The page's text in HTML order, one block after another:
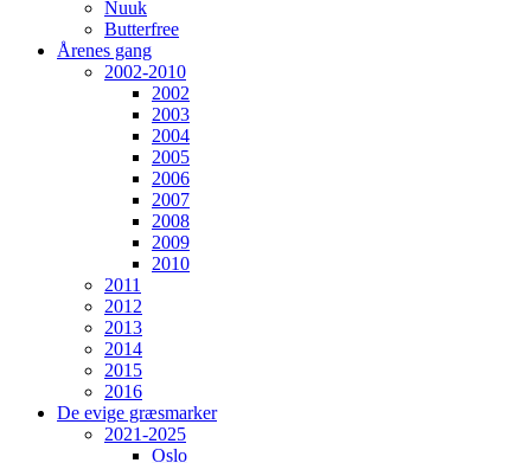
Nuuk
Butterfree
Årenes gang
2002-2010
2002
2003
2004
2005
2006
2007
2008
2009
2010
2011
2012
2013
2014
2015
2016
De evige græsmarker
2021-2025
Oslo